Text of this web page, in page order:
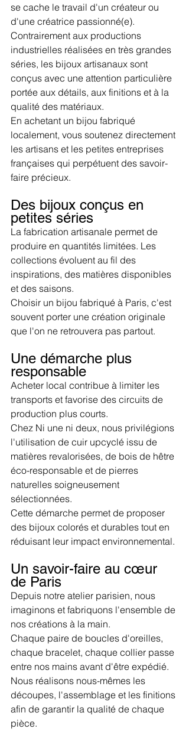
se cache le travail d'un créateur ou
d'une créatrice passionné(e).
Contrairement aux productions
industrielles réalisées en très grandes
séries, les bijoux artisanaux sont
conçus avec une attention particulière
portée aux détails, aux finitions et à la
qualité des matériaux.
En achetant un bijou fabriqué
localement, vous soutenez directement
les artisans et les petites entreprises
françaises qui perpétuent des savoir-
faire précieux.
Des bijoux conçus en
petites séries
La fabrication artisanale permet de
produire en quantités limitées. Les
collections évoluent au fil des
inspirations, des matières disponibles
et des saisons.
Choisir un bijou fabriqué à Paris, c'est
souvent porter une création originale
que l'on ne retrouvera pas partout.
Une démarche plus
responsable
Acheter local contribue à limiter les
transports et favorise des circuits de
production plus courts.
Chez Ni une ni deux, nous privilégions
l'utilisation de cuir upcyclé issu de
matières revalorisées, de bois de hêtre
éco-responsable et de pierres
naturelles soigneusement
sélectionnées.
Cette démarche permet de proposer
des bijoux colorés et durables tout en
réduisant leur impact environnemental.
Un savoir-faire au cœur
de Paris
Depuis notre atelier parisien, nous
imaginons et fabriquons l'ensemble de
nos créations à la main.
Chaque paire de boucles d'oreilles,
chaque bracelet, chaque collier passe
entre nos mains avant d'être expédié.
Nous réalisons nous-mêmes les
découpes, l'assemblage et les finitions
afin de garantir la qualité de chaque
pièce.